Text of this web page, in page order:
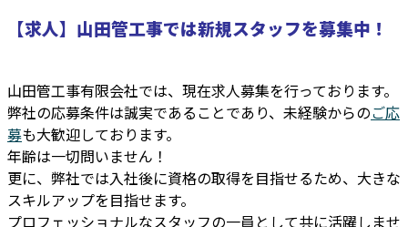
【求人】山田管工事では新規スタッフを募集中！
山田管工事有限会社では、現在求人募集を行っております。
弊社の応募条件は誠実であることであり、未経験からのご応
募も大歓迎しております。
年齢は一切問いません！
更に、弊社では入社後に資格の取得を目指せるため、大きな
スキルアップを目指せます。
プロフェッショナルなスタッフの一員として共に活躍しませ